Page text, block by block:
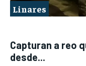
Linares
Capturan a reo
desde...